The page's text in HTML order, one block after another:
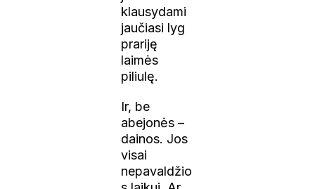
klausydami
jaučiasi lyg
prariję
laimės
piliulę.
Ir, be
abejonės –
dainos. Jos
visai
nepavaldžio